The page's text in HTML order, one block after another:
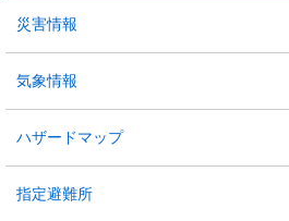
災害情報
気象情報
ハザードマップ
指定避難所